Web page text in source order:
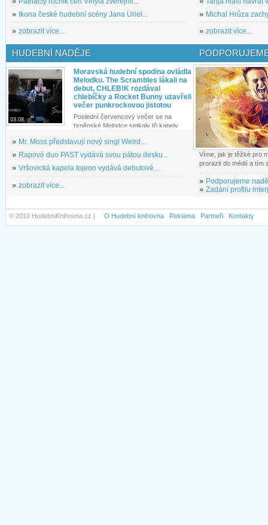
» Ikona české hudební scény Jana Uriel...
» zobrazit více...
» Michal Hrůza
» zobrazit více...
HUDEBNÍ NADĚJE
03.08.
Moravská hudební spodina ovládla
Melodku. The Scrambles lákali na
debut, CHLEB!K rozdával
chlebíčky a Rocket Bunny uzavřeli
večer punkrockovou jistotou
Poslední červencový večer se na
brněnské Melodce setkaly tři kapely...
» Mr. Moss představují nový singl Weird...
» Rapové duo PAST vydává svou pátou desku...
» Vršovická kapela tojeon vydává debutové...
» zobrazit více...
Víme, jak je těžké pro
prorazit do médií a tím
» Podporujeme
» Zadání profilu
© 2010 HudebniKnihovna.cz | O Hudební knihovna Reklama Partneři Kontakty